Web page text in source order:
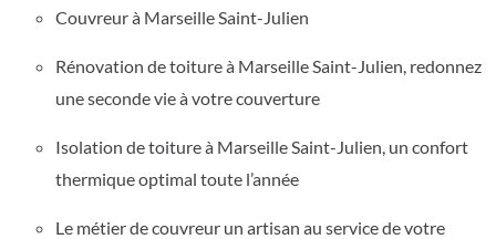
Couvreur à Marseille Saint-Julien
Rénovation de toiture à Marseille Saint-Julien, redonnez
une seconde vie à votre couverture
Isolation de toiture à Marseille Saint-Julien, un confort
thermique optimal toute l’année
Le métier de couvreur un artisan au service de votre